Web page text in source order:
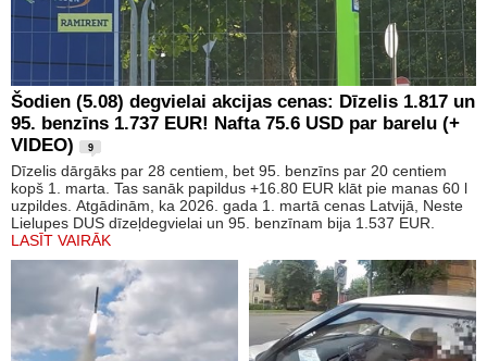
Šodien (5.08) degvielai akcijas cenas: Dīzelis 1.817 un
95. benzīns 1.737 EUR! Nafta 75.6 USD par barelu (+
VIDEO)
9
Dīzelis dārgāks par 28 centiem, bet 95. benzīns par 20 centiem
kopš 1. marta. Tas sanāk papildus +16.80 EUR klāt pie manas 60 l
uzpildes. Atgādinām, ka 2026. gada 1. martā cenas Latvijā, Neste
Lielupes DUS dīzeļdegvielai un 95. benzīnam bija 1.537 EUR.
LASĪT VAIRĀK